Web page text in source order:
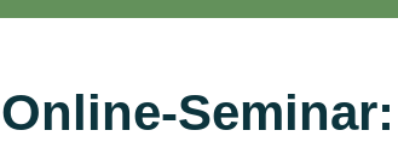
Online-Seminar: